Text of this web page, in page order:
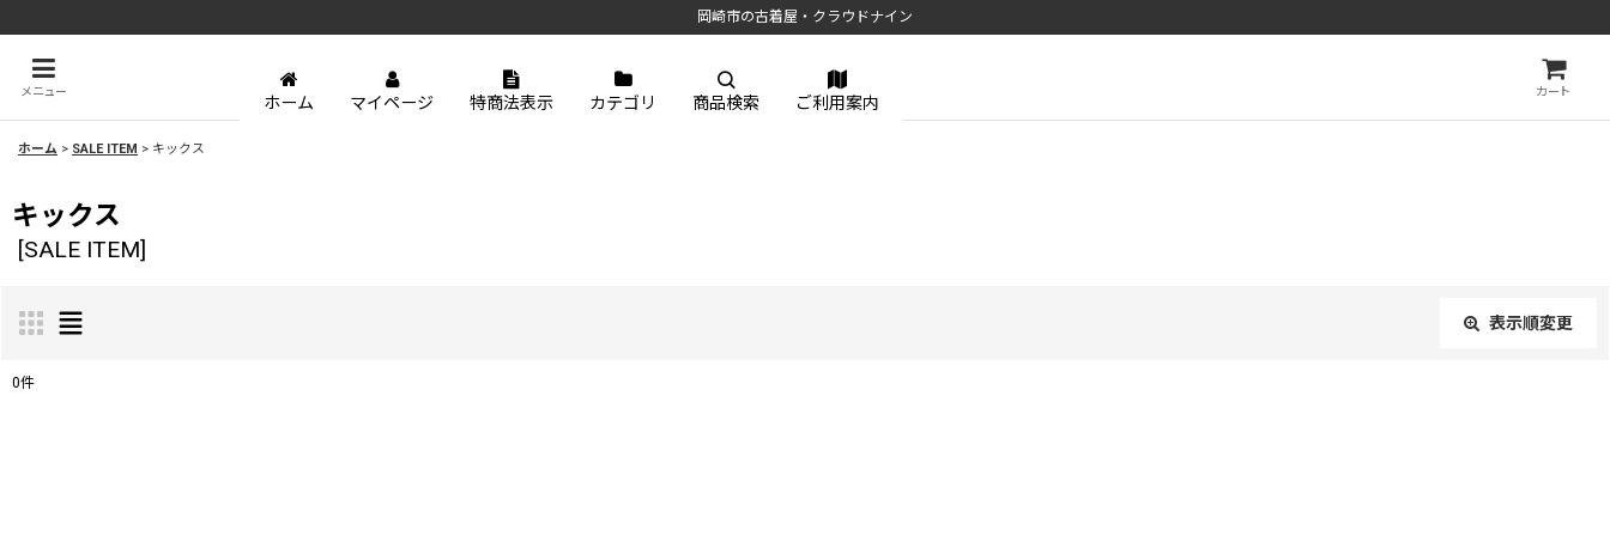
岡崎市の古着屋・クラウドナイン
メニュー カート
ホーム マイページ 特商法表示 カテゴリ 商品検索 ご利用案内
ホーム > SALE ITEM > キックス
キックス
[SALE ITEM]
表示順変更
0件